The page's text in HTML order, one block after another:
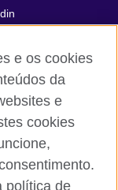
e os cookies
da
e
cookies
política de